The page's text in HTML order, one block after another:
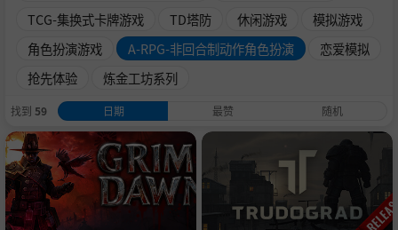
TCG-集换式卡牌游戏
TD塔防 休闲游戏
模拟游戏
角色扮演游戏
A-RPG-非回合制动作角色扮演
恋爱模拟
抢先体验
炼金工坊系列
找到 59 日期 最赞 随机